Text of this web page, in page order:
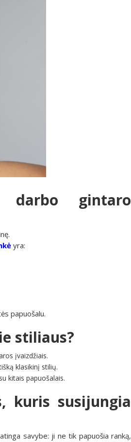
gintaro
yra:
papuošalu.
stiliaus?
įvaizdžiais.
klasikinį stilių.
kitais papuošalais.
kuris susijungia
savybe: ji ne tik papuošia ranką,